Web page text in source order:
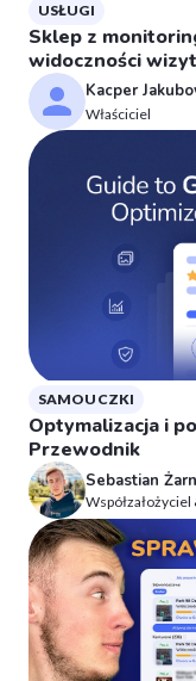
USŁUGI
Sklep z
widoczności
Kacper
Właściciel
SAMOUCZKI
Optymalizacja i
Przewodnik
Sebastian
Współzałożyciel